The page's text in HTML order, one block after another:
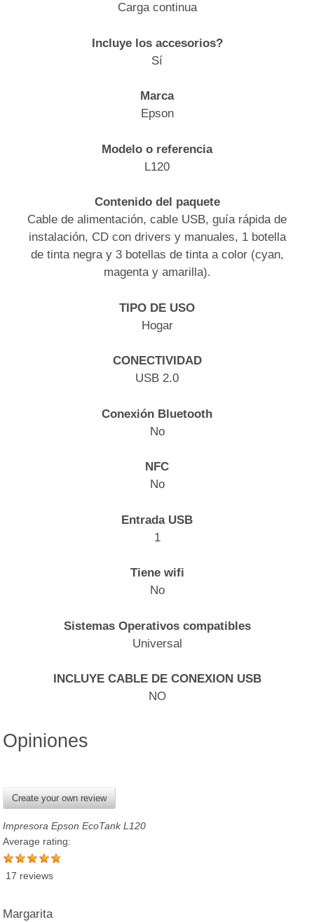
Carga continua
Incluye los accesorios?
Sí
Marca
Epson
Modelo o referencia
L120
Contenido del paquete
Cable de alimentación, cable USB, guía rápida de
instalación, CD con drivers y manuales, 1 botella
de tinta negra y 3 botellas de tinta a color (cyan,
magenta y amarilla).
TIPO DE USO
Hogar
CONECTIVIDAD
USB 2.0
Conexión Bluetooth
No
NFC
No
Entrada USB
1
Tiene wifi
No
Sistemas Operativos compatibles
Universal
INCLUYE CABLE DE CONEXION USB
NO
Opiniones
Create your own review
Impresora Epson EcoTank L120
Average rating:
17 reviews
Margarita